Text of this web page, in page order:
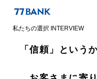
私たちの選択 INTERVIEW
「信頼」という